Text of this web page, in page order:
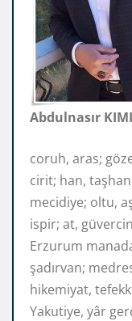
Abdulnasır
coruh, aras;
cirit; han,
mecidiye; oltu,
ispir; at,
Erzurum
şadırvan;
hikemiyat,
Yakutiye, yâr